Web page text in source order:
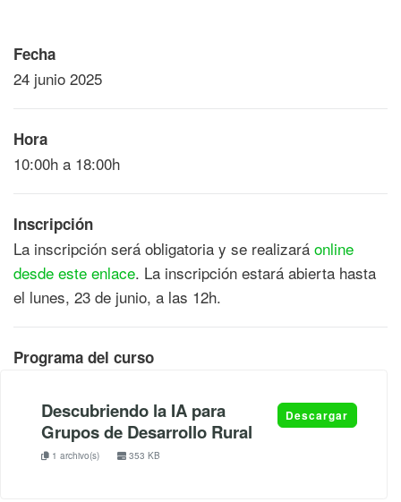
Fecha
24 junio 2025
Hora
10:00h a 18:00h
Inscripción
La inscripción será obligatoria y se realizará online
desde este enlace. La inscripción estará abierta hasta
el lunes, 23 de junio, a las 12h.
Programa del curso
Descubriendo la IA para
Grupos de Desarrollo Rural
1 archivo(s) 353 KB
Descargar